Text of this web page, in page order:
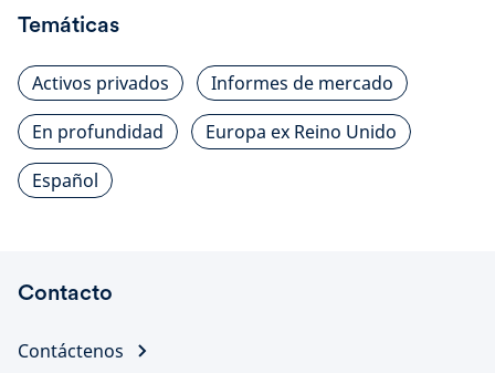
Temáticas
Activos privados
Informes de mercado
En profundidad
Europa ex Reino Unido
Español
Contacto
Contáctenos